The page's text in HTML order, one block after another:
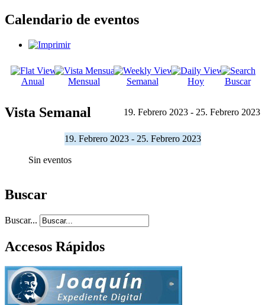
Calendario de eventos
Anual Mensual Semanal Hoy Buscar
Vista Semanal 19. Febrero 2023 - 25. Febrero 2023
19. Febrero 2023 - 25. Febrero 2023
Sin eventos
Buscar
Buscar...
Accesos Rápidos